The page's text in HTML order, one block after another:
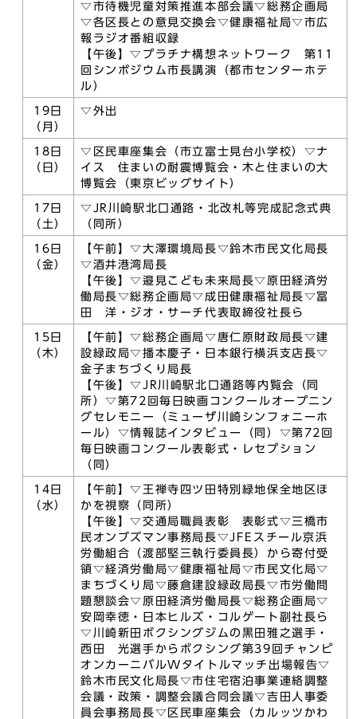
▽市待機児童対策推進本部会議▽総務企画局
▽各区長との意見交換会▽健康福祉局▽市広
報ラジオ番組収録
【午後】▽プラチナ構想ネットワーク 第11
回シンポジウム市長講演（都市センターホテ
ル）
19日
（月）
▽外出
18日
（日）
▽区民車座集会（市立富士見台小学校）▽ナ
イス 住まいの耐震博覧会・木と住まいの大
博覧会（東京ビッグサイト）
17日
（土）
▽JR川崎駅北口通路・北改札等完成記念式典
（同所）
16日
（金）
【午前】▽大澤環境局長▽鈴木市民文化局長
▽酒井港湾局長
【午後】▽邉見こども未来局長▽原田経済労
働局長▽総務企画局▽成田健康福祉局長▽冨
田 洋・ジオ・サーチ代表取締役社長ら
15日
（木）
【午前】▽総務企画局▽唐仁原財政局長▽建
設緑政局▽播本慶子・日本銀行横浜支店長▽
金子まちづくり局長
【午後】▽JR川崎駅北口通路等内覧会（同
所）▽第72回毎日映画コンクールオープニン
グセレモニー（ミューザ川崎シンフォニーホ
ール）▽情報誌インタビュー（同）▽第72回
毎日映画コンクール表彰式・レセプション
（同）
14日
（水）
【午前】▽王禅寺四ツ田特別緑地保全地区ほ
かを視察（同所）
【午後】▽交通局職員表彰 表彰式▽三橋市
民オンブズマン事務局長▽JFEスチール京浜
労働組合（渡部堅三執行委員長）から寄付受
領▽経済労働局▽健康福祉局▽市民文化局▽
まちづくり局▽藤倉建設緑政局長▽市労働問
題懇談会▽原田経済労働局長▽総務企画局▽
安岡幸徳・日本ヒルズ・コルゲート副社長ら
▽川崎新田ボクシングジムの黒田雅之選手・
西田 光選手からボクシング第39回チャンピ
オンカーニバルWタイトルマッチ出場報告▽
鈴木市民文化局長▽市住宅宿泊事業連絡調整
会議・政策・調整会議合同会議▽吉田人事委
員会事務局長▽区民車座集会（カルッツかわ